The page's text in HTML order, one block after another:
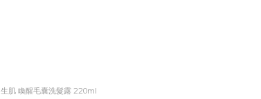
生肌 喚醒毛囊洗髮露 220ml